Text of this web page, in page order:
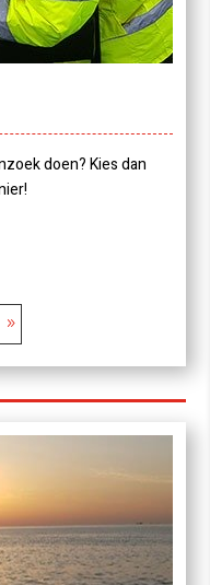
doen? Kies dan